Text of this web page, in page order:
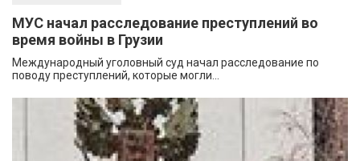
МУС начал расследование преступлений во
время войны в Грузии
Международный уголовный суд начал расследование по
поводу преступлений, которые могли...